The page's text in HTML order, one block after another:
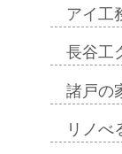
アイ工
長谷工
諸戸の
リノべ